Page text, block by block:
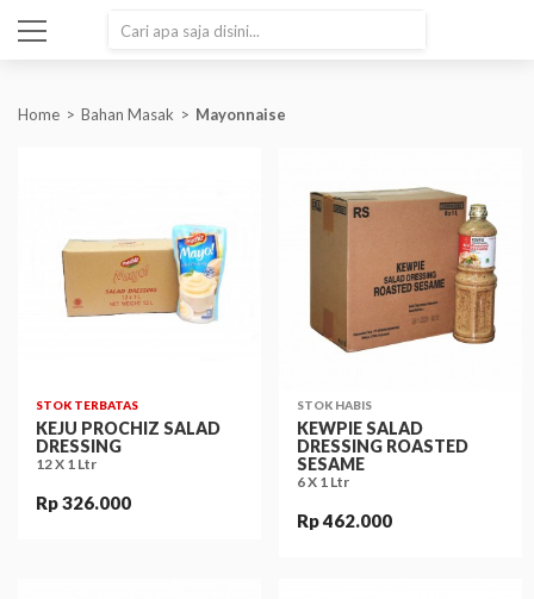
Home Bahan Masak Mayonnaise
STOK TERBATAS
KEJU PROCHIZ SALAD
DRESSING
12 X 1 Ltr
Rp 326.000
STOK HABIS
KEWPIE SALAD
DRESSING ROASTED
SESAME
6 X 1 Ltr
Rp 462.000